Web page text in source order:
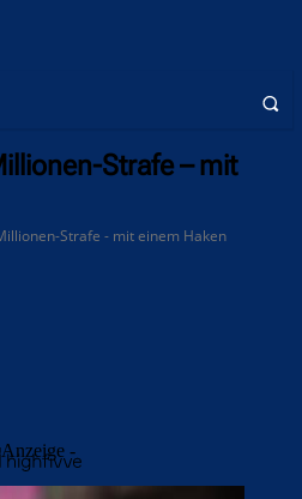
Strafe – mit
Strafe - mit einem Haken
-